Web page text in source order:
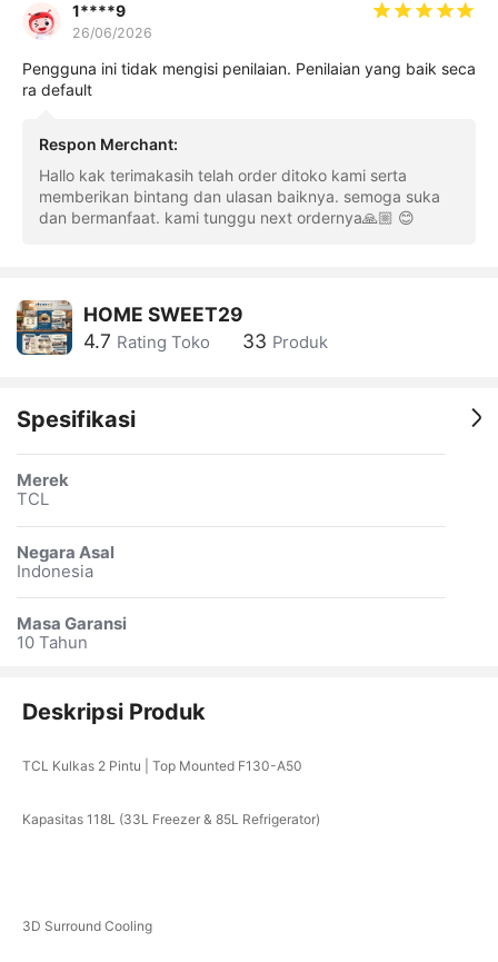
1****9
26/06/2026
Pengguna ini tidak mengisi penilaian. Penilaian yang baik seca
ra default
Respon Merchant:
Hallo kak terimakasih telah order ditoko kami serta
memberikan bintang dan ulasan baiknya. semoga suka
dan bermanfaat. kami tunggu next ordernya🙏🏼 😊
HOME SWEET29
4.7 Rating Toko 33 Produk
Spesifikasi
Merek
TCL
Negara Asal
Indonesia
Masa Garansi
10 Tahun
Deskripsi Produk
TCL Kulkas 2 Pintu | Top Mounted F130-A50
Kapasitas 118L (33L Freezer & 85L Refrigerator)
3D Surround Cooling